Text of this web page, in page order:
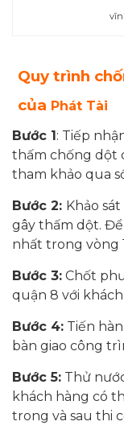
Quy trình
của Phát Tài
Bước 1: Tiếp
thấm chống dột
tham khảo qua
Bước 2: Khảo
gây thấm dột.
nhất trong vòng
Bước 3: Chốt
quận 8 với
Bước 4: Tiến
bàn giao công
Bước 5: Thử
khách hàng có
trong và sau thi